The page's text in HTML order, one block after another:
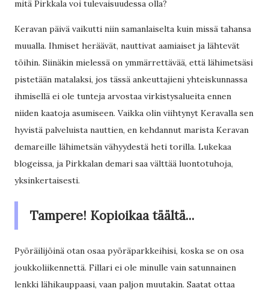
mitä Pirkkala voi tulevaisuudessa olla?
Keravan päivä vaikutti niin samanlaiselta kuin missä tahansa
muualla. Ihmiset heräävät, nauttivat aamiaiset ja lähtevät
töihin. Siinäkin mielessä on ymmärrettävää, että lähimetsäsi
pistetään matalaksi, jos tässä ankeuttajieni yhteiskunnassa
ihmisellä ei ole tunteja arvostaa virkistysalueita ennen
niiden kaatoja asumiseen. Vaikka olin viihtynyt Keravalla sen
hyvistä palveluista nauttien, en kehdannut marista Keravan
demareille lähimetsän vähyydestä heti torilla. Lukekaa
blogeissa, ja Pirkkalan demari saa välttää luontotuhoja,
yksinkertaisesti.
Tampere! Kopioikaa täältä...
Pyöräilijöinä otan osaa pyöräparkkeihisi, koska se on osa
joukkoliikennettä. Fillari ei ole minulle vain satunnainen
lenkki lähikauppaasi, vaan paljon muutakin. Saatat ottaa